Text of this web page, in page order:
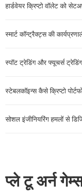
हार्डवेयर क्रिप्टो वॉलेट को
स्मार्ट कॉन्ट्रैक्ट्स की
स्पॉट ट्रेडिंग और फ्यूचर्स
स्टेबलकॉइन्स कैसे क्रिप्टो
सोशल इंजीनियरिंग हमलों से
प्ले टू अर्न